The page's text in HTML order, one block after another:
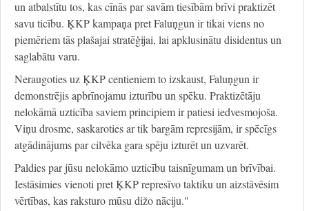
un atbalstītu tos, kas cīnās par savām tiesībām brīvi praktizēt
savu ticību. ĶKP kampaņa pret Faluņgun ir tikai viens no
piemēriem tās plašajai stratēģijai, lai apklusinātu disidentus un
saglabātu varu.
Neraugoties uz ĶKP centieniem to izskaust, Faluņgun ir
demonstrējis apbrīnojamu izturību un spēku. Praktizētāju
nelokāmā uzticība saviem principiem ir patiesi iedvesmojoša.
Viņu drosme, saskaroties ar tik bargām represijām, ir spēcīgs
atgādinājums par cilvēka gara spēju izturēt un uzvarēt.
Paldies par jūsu nelokāmo uzticību taisnīgumam un brīvībai.
Iestāsimies vienoti pret ĶKP represīvo taktiku un aizstāvēsim
vērtības, kas raksturo mūsu dižo nāciju."